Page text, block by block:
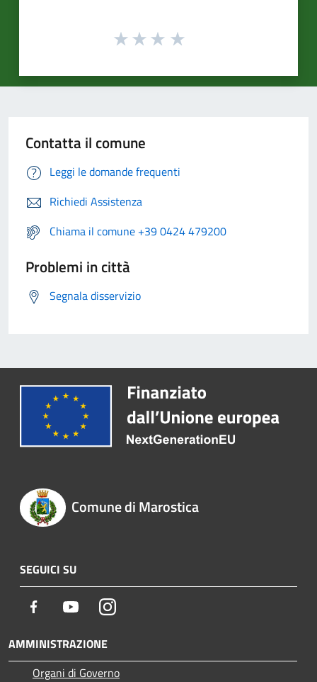
Contatta il comune
Leggi le domande frequenti
Richiedi Assistenza
Chiama il comune +39 0424 479200
Problemi in città
Segnala disservizio
Comune di Marostica
SEGUICI SU
Facebook YoutubeInstagram
AMMINISTRAZIONE
Organi di Governo